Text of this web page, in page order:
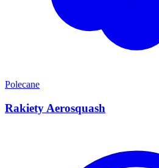
Polecane
Rakiety Aerosquash